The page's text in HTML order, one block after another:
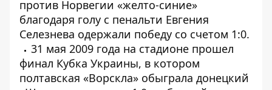
против Норвегии «желто-синие»
благодаря голу с пенальти Евгения
Селезнева одержали победу со счетом 1:0.
31 мая 2009 года на стадионе прошел
финал Кубка Украины, в котором
полтавская «Ворскла» обыграла донецкий